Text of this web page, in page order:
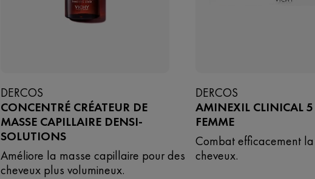
DERCOS
CONCENTRÉ CRÉATEUR DE
MASSE CAPILLAIRE DENSI-
SOLUTIONS
Améliore la masse capillaire pour des
cheveux plus volumineux.
DERCOS
AMINEXIL CLINICAL
FEMME
Combat efficacement
cheveux.